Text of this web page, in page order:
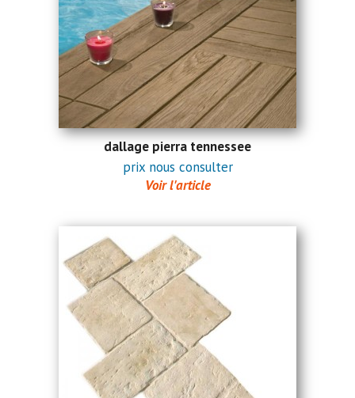
dallage pierra tennessee
prix nous consulter
Voir l'article